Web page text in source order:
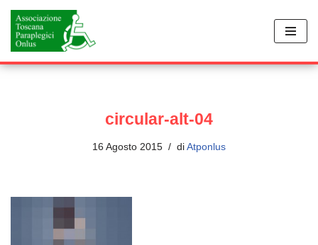
Vai
al
contenuto
circular-alt-04
16 Agosto 2015 di Atponlus